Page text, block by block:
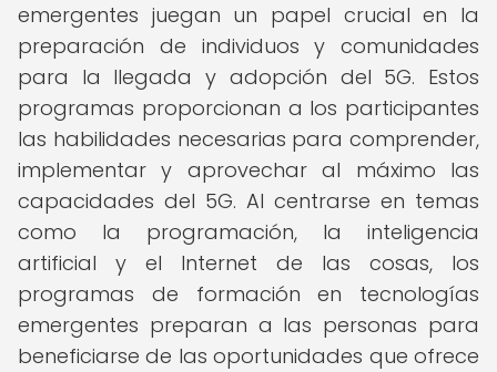
emergentes juegan un papel crucial en la
preparación de individuos y comunidades
para la llegada y adopción del 5G. Estos
programas proporcionan a los participantes
las habilidades necesarias para comprender,
implementar y aprovechar al máximo las
capacidades del 5G. Al centrarse en temas
como la programación, la inteligencia
artificial y el Internet de las cosas, los
programas de formación en tecnologías
emergentes preparan a las personas para
beneficiarse de las oportunidades que ofrece